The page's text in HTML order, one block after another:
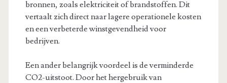
bronnen, zoals elektriciteit of brandstoffen. Dit
vertaalt zich direct naar lagere operationele kosten
en een verbeterde winstgevendheid voor
bedrijven.
Een ander belangrijk voordeel is de verminderde
CO2-uitstoot. Door het hergebruik van